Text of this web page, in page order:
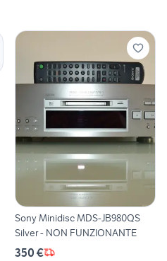
Sony Minidisc MDS-JB980QS
Silver - NON FUNZIONANTE
350 €